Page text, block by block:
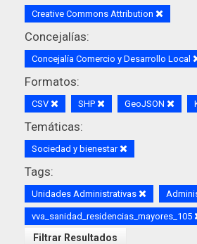
Creative Commons Attribution
Concejalías:
Concejalía Comercio y Desarrollo Local
Formatos:
CSV SHP GeoJSON
Temáticas:
Sociedad y bienestar
Tags:
Unidades Administrativas
vva_sanidad_residencias_mayores_105
Filtrar Resultados